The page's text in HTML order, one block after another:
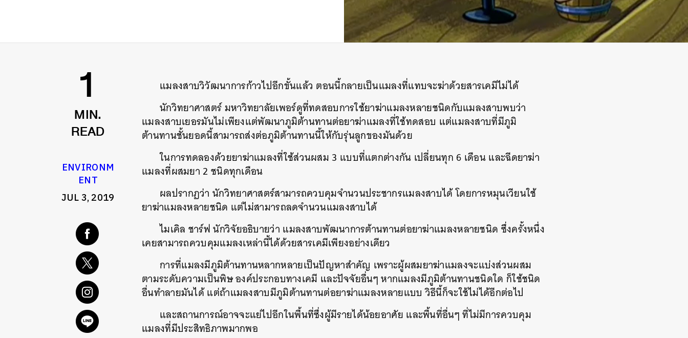
1
MIN.
READ
ENVIRONM
ENT
JUL 3, 2019
แมลงสาบวิวัฒนาการก้าวไปอีกขั้นแล้ว ตอนนี้กลายเป็นแมลงที่แทบจะฆ่าด้วยสารเคมีไม่ได้
นักวิทยาศาสตร์ มหาวิทยาลัยเพอร์ดูที่ทดสอบการใช้ยาฆ่าแมลงหลายชนิดกับแมลงสาบพบว่า
แมลงสาบเยอรมันไม่เพียงแต่พัฒนาภูมิต้านทานต่อยาฆ่าแมลงที่ใช้ทดสอบ แต่แมลงสาบที่มีภูมิ
ต้านทานชั้นยอดนี้สามารถส่งต่อภูมิต้านทานนี้ให้กับรุ่นลูกของมันด้วย
ในการทดลองด้วยยาฆ่าแมลงที่ใช้ส่วนผสม 3 แบบที่แตกต่างกัน เปลี่ยนทุก 6 เดือนและฉีดยาฆ่า
แมลงที่ผสมยา 2ชนิดทุกเดือน
ผลปรากฏว่า นักวิทยาศาสตร์สามารถควบคุมจำนวนประชากรแมลงสาบได้โดยการหมุนเวียนใช้
ยาฆ่าแมลงหลายชนิด แต่ไม่สามารถลดจำนวนแมลงสาบได้
ไมเคิล ชาร์ฟนักวิจัยอธิบายว่า แมลงสาบพัฒนาการต้านทานต่อยาฆ่าแมลงหลายชนิด ซึ่งครั้งหนึ่ง
เคยสามารถควบคุมแมลงเหล่านี้ได้ด้วยสารเคมีเพียงอย่างเดียว
การที่แมลงมีภูมิต้านทานหลากหลายเป็นปัญหาสำคัญ เพราะผู้ผสมยาฆ่าแมลงจะแบ่งส่วนผสม
ตามระดับความเป็นพิษองค์ประกอบทางเคมี และปัจจัยอื่นๆหากแมลงมีภูมิต้านทานชนิดใด ก็ใช้ชนิด
อื่นทำลายมันได้แต่ถ้าแมลงสาบมีภูมิต้านทานต่อยาฆ่าแมลงหลายแบบ วิธีนี้ก็จะใช้ไม่ได้อีกต่อไป
และสถานการณ์อาจจะแย่ไปอีกในพื้นที่ซึ่งผู้มีรายได้น้อยอาศัย และพื้นที่อื่นๆที่ไม่มีการควบคุม
แมลงที่มีประสิทธิภาพมากพอ